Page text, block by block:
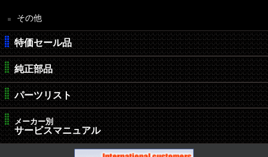
その他
特価セール品
純正部品
パーツリスト
メーカー別
サービスマニュアル